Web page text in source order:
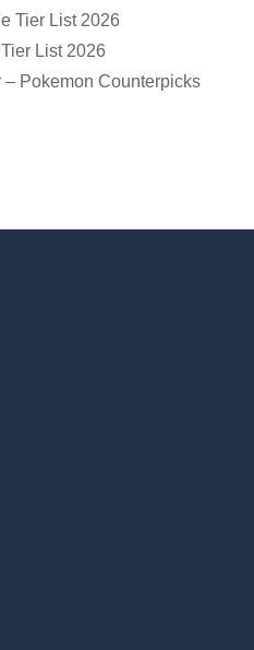
Tier List 2026
List 2026
Pokemon Counterpicks